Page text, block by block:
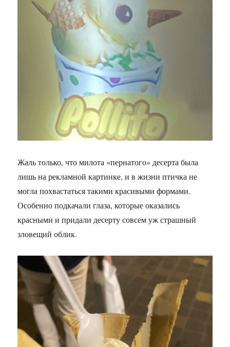
Жаль только, что милота «пернатого» десерта была
лишь на рекламной картинке, и в жизни птичка не
могла похвастаться такими красивыми формами.
Особенно подкачали глаза, которые оказались
красными и придали десерту совсем уж страшный
зловещий облик.